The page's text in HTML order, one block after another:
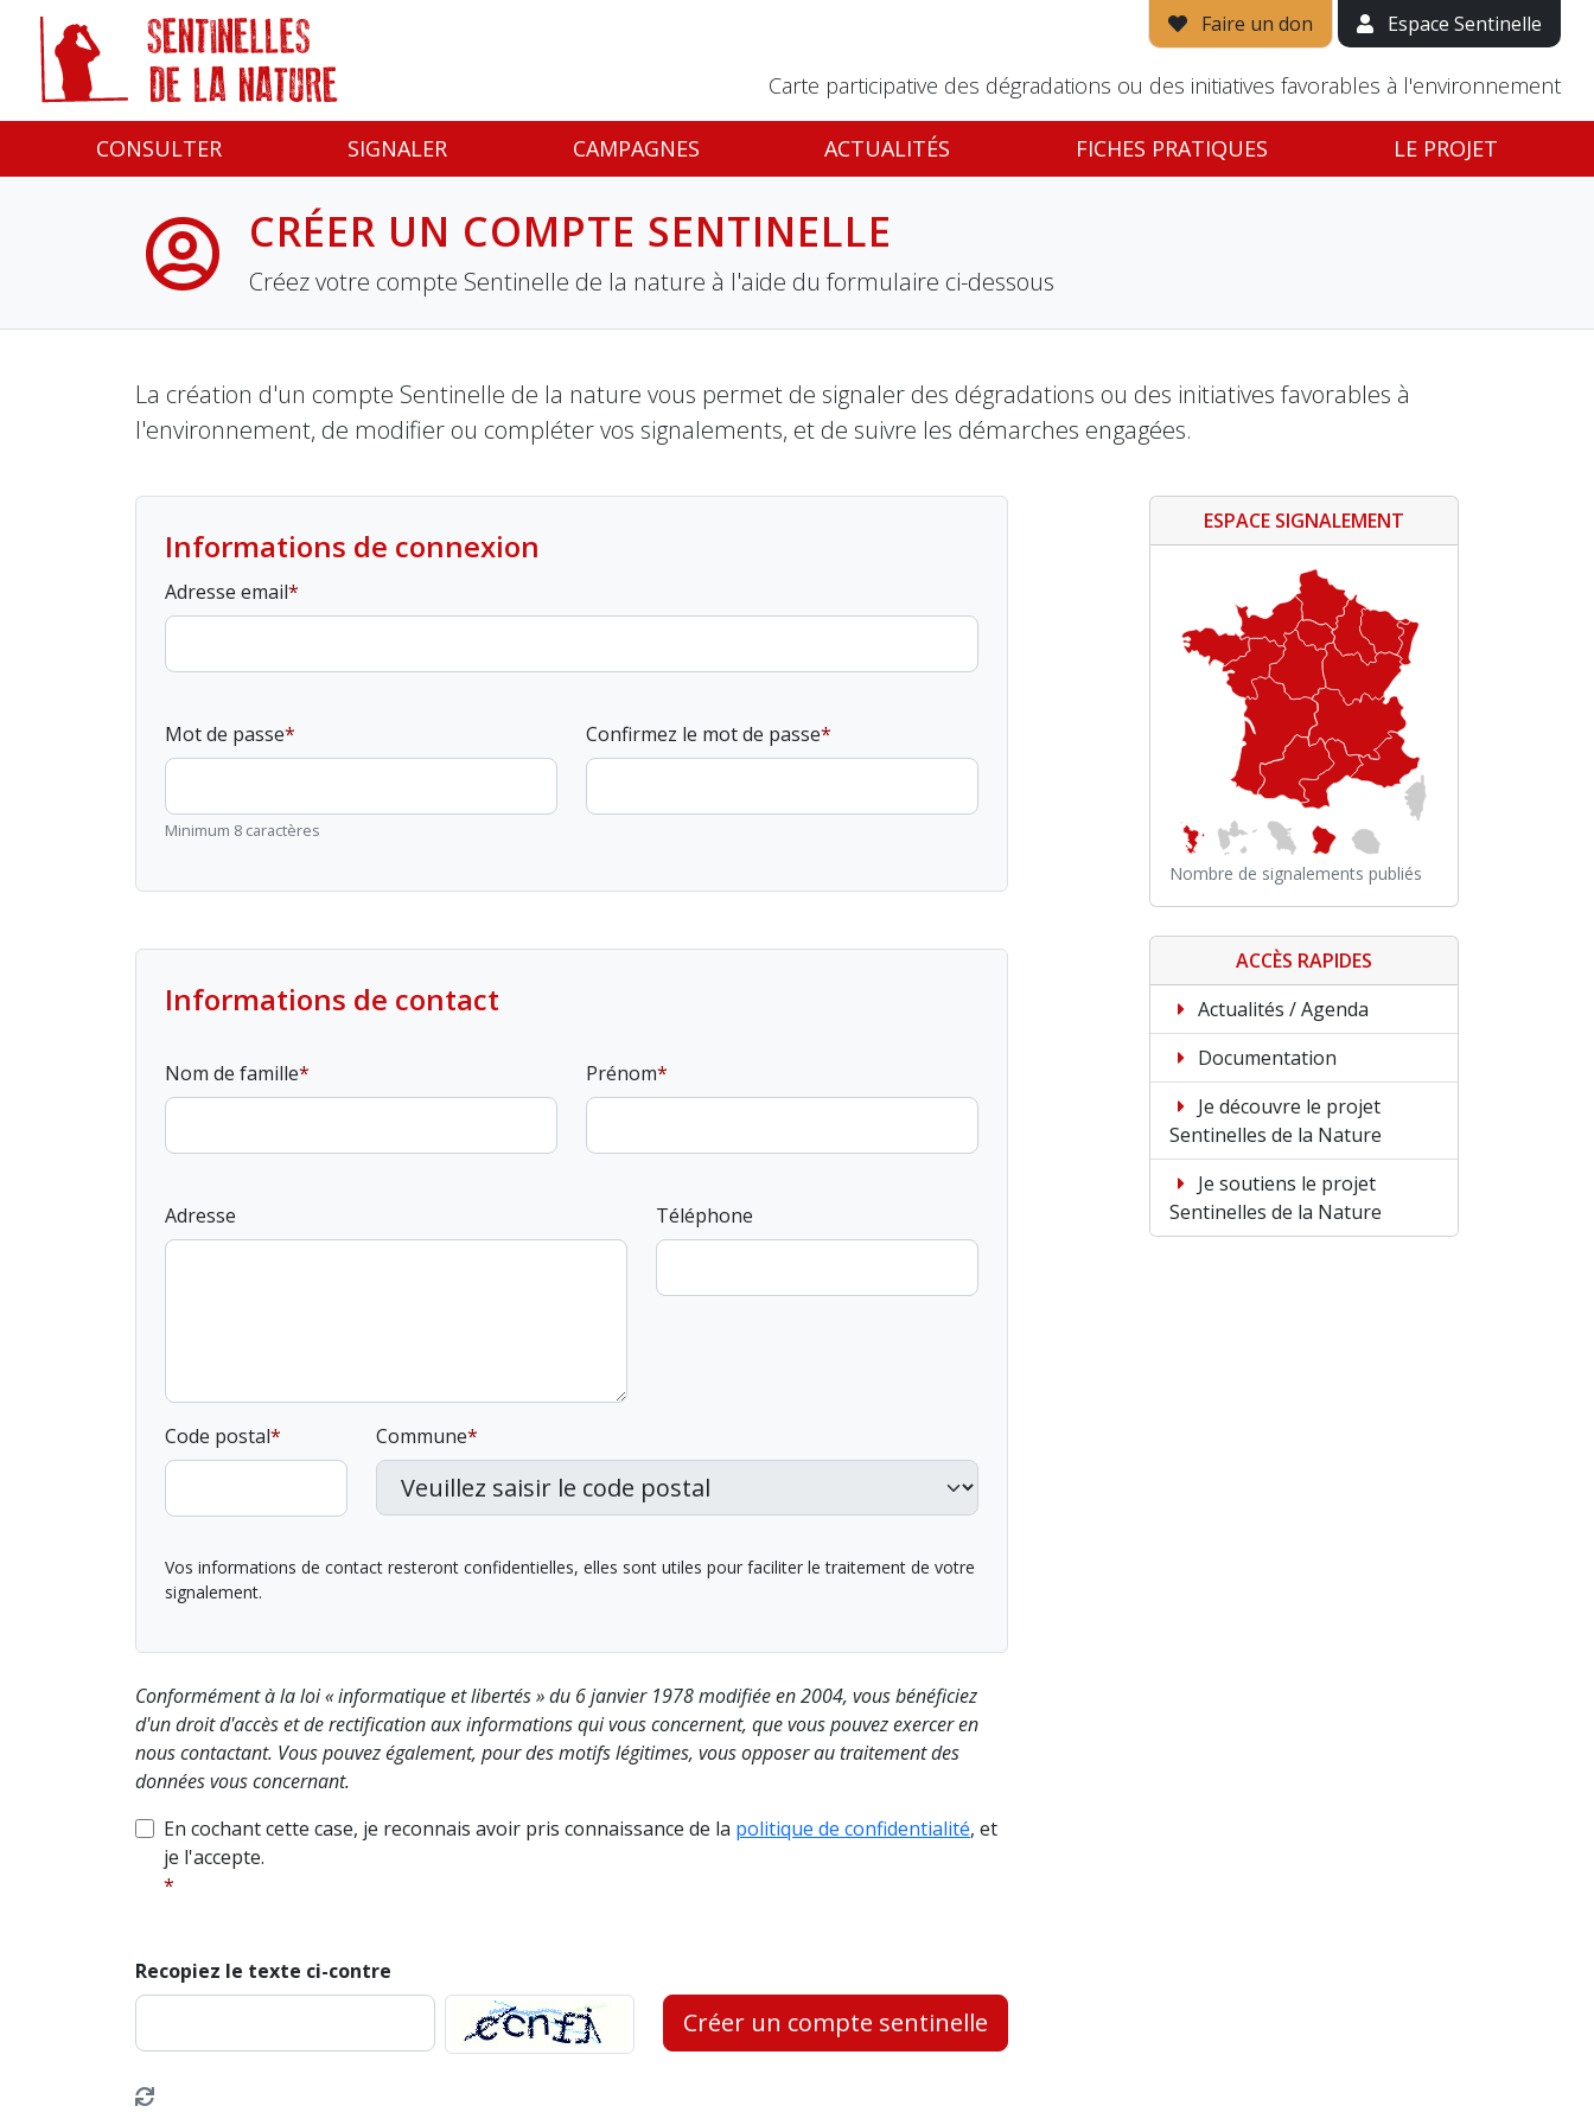
Faire un don Espace Sentinelle
Carte participative des dégradations ou des initiatives favorables à l'environnement
CONSULTER SIGNALER CAMPAGNES ACTUALITÉS FICHES PRATIQUES LE PROJET
CRÉER UN COMPTE SENTINELLE
Créez votre compte Sentinelle de la nature à l'aide du formulaire ci-dessous
La création d'un compte Sentinelle de la nature vous permet de signaler des dégradations ou des initiatives favorables à
l'environnement, de modifier ou compléter vos signalements, et de suivre les démarches engagées.
Informations de connexion
Adresse email
Mot de passe
Minimum 8 caractères
Confirmez le mot de passe
Informations de contact
Nom de famille Prénom
Adresse Téléphone
Code postal Commune
Vos informations de contact resteront confidentielles, elles sont utiles pour faciliter le traitement de votre
signalement.
Conformément à la loi « informatique et libertés » du 6 janvier 1978 modifiée en 2004, vous bénéficiez
d'un droit d'accès et de rectification aux informations qui vous concernent, que vous pouvez exercer en
nous contactant. Vous pouvez également, pour des motifs légitimes, vous opposer au traitement des
données vous concernant.
En cochant cette case, je reconnais avoir pris connaissance de la politique de confidentialité, et
je l'accepte.
Recopiez le texte ci-contre
Créer un compte sentinelle
ESPACE SIGNALEMENT
Nombre de signalements publiés
ACCÈS RAPIDES
Actualités / Agenda
Documentation
Je découvre le projet
Sentinelles de la Nature
Je soutiens le projet
Sentinelles de la Nature
Panneau de gestion des cookies